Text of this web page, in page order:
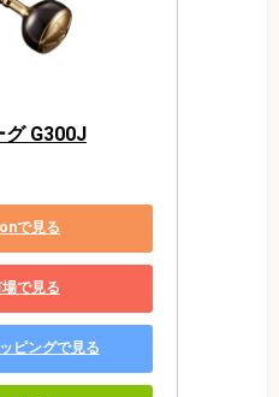
グ G300J
で見る
で見る
ピングで見る